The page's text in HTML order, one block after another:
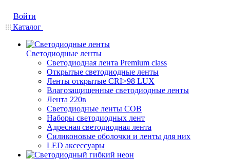
Войти
Каталог
Светодиодные ленты
Светодиодная лента Premium class
Открытые светодиодные ленты
Ленты открытые CRI>98 LUX
Влагозащищенные светодиодные ленты
Лента 220в
Светодиодные ленты COB
Наборы светодиодных лент
Адресная светодиодная лента
Силиконовые оболочки и ленты для них
LED аксессуары